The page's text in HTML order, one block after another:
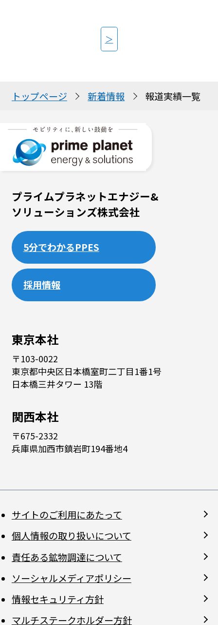
＞
トップページ 新着情報 報道実績一覧
東京本社
〒103-0022
東京都中央区日本橋室町二丁目1番1号
日本橋三井タワー 13階
関西本社
〒675-2332
兵庫県加西市鎮岩町194番地4
プライムプラネットエナジー&
ソリューションズ株式会社
5分でわかるPPES
採用情報
サイトのご利用にあたって
個人情報の取り扱いについて
責任ある鉱物調達について
ソーシャルメディアポリシー
情報セキュリティ方針
マルチステークホルダー方針